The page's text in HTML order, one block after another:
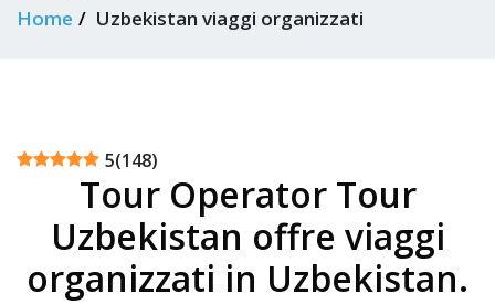
Home Uzbekistan viaggi organizzati
5(148)
Tour Operator Tour
Uzbekistan offre viaggi
organizzati in Uzbekistan.